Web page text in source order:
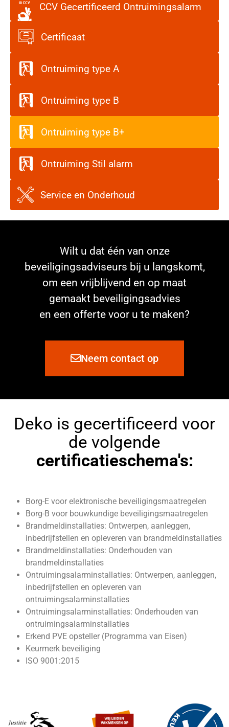
CCV Gecertificeerd Ontruimingsalarm
Certificaat
Ontruiming type A
Ontruiming type B
Ontruiming type B+
Ontruiming Stil alarm
Service en Onderhoud
Wilt u dat één van onze
beveiligingsadviseurs bij u langskomt,
om een vrijblijvend en op maat
gemaakt beveiligingsadvies
en een offerte voor u te maken?
Neem contact op
Deko is gecertificeerd voor
de volgende
certificatieschema's:
Borg-E voor elektronische beveiligingsmaatregelen
Borg-B voor bouwkundige beveiligingsmaatregelen
Brandmeldinstallaties: Ontwerpen, aanleggen,
inbedrijfstellen en opleveren van brandmeldinstallaties
Brandmeldinstallaties: Onderhouden van
brandmeldinstallaties
Ontruimingsalarminstallaties: Ontwerpen, aanleggen,
inbedrijfstellen en opleveren van
ontruimingsalarminstallaties
Ontruimingsalarminstallaties: Onderhouden van
ontruimingsalarminstallaties
Erkend PVE opsteller (Programma van Eisen)
Keurmerk beveiliging
ISO 9001:2015